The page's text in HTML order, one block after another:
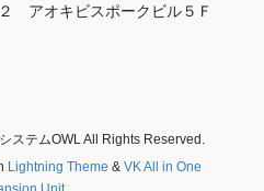
アオキビスポークビル５Ｆ
ステムOWL All Rights Reserved.
Lightning Theme & VK All in One